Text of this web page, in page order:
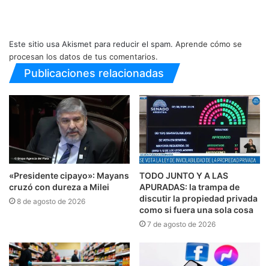
Este sitio usa Akismet para reducir el spam. Aprende cómo se
procesan los datos de tus comentarios.
Publicaciones relacionadas
«Presidente cipayo»: Mayans
cruzó con dureza a Milei
8 de agosto de 2026
TODO JUNTO Y A LAS
APURADAS: la trampa de
discutir la propiedad privada
como si fuera una sola cosa
7 de agosto de 2026